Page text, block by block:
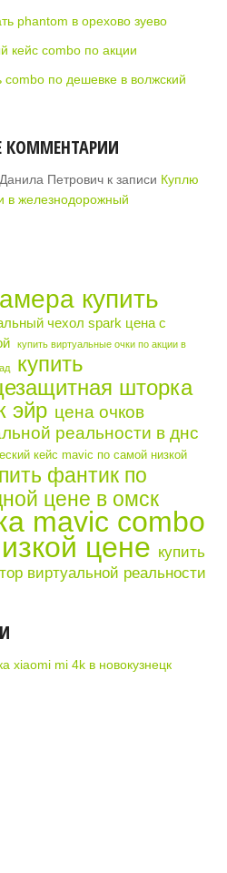
phantom в орехово зуево
кейс combo по акции
combo по дешевке в волжский
КОММЕНТАРИИ
Петрович к записи Куплю
в железнодорожный
купить
чехол spark цена с
купить виртуальные очки по акции в
купить
шторка
эйр цена очков
реальности в днс
кейс mavic по самой низкой
фантик по
цене в омск
mavic combo
цене купить
виртуальной реальности
xiaomi mi 4k в новокузнецк